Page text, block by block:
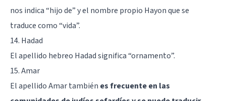
nos indica “hijo de” y el nombre propio Hayon que se
traduce como “vida”.
14. Hadad
El apellido hebreo Hadad significa “ornamento”.
15. Amar
El apellido Amar también es frecuente en las